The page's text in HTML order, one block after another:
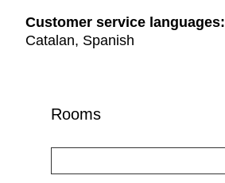
Customer service languages:
Catalan, Spanish
Rooms